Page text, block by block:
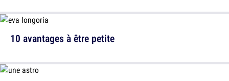
10 avantages à être petite